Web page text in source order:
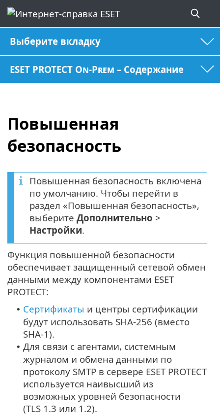
Выберите вкладку
ESET PROTECT On-Prem – Содержание
Повышенная
безопасность
Повышенная безопасность включена
по умолчанию. Чтобы перейти в
раздел «Повышенная безопасность»,
выберите Дополнительно >
Настройки.
Функция повышенной безопасности
обеспечивает защищенный сетевой обмен
данными между компонентами ESET
PROTECT:
• Cертификаты и центры сертификации
будут использовать SHA-256 (вместо
SHA-1).
• Для связи с агентами, системным
журналом и обмена данными по
протоколу SMTP в сервере ESET PROTECT
используется наивысший из
возможных уровней безопасности
(TLS 1.3 или 1.2).